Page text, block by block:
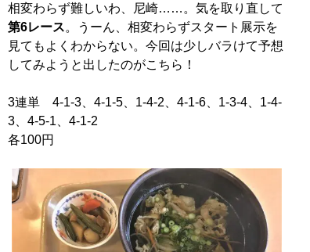
相変わらず難しいわ、尼崎……。気を取り直して
第6レース。うーん、相変わらずスタート展示を
見てもよくわからない。今回は少しバラけて予想
してみようと出したのがこちら！
3連単 4-1-3、4-1-5、1-4-2、4-1-6、1-3-4、1-4-
3、4-5-1、4-1-2
各100円